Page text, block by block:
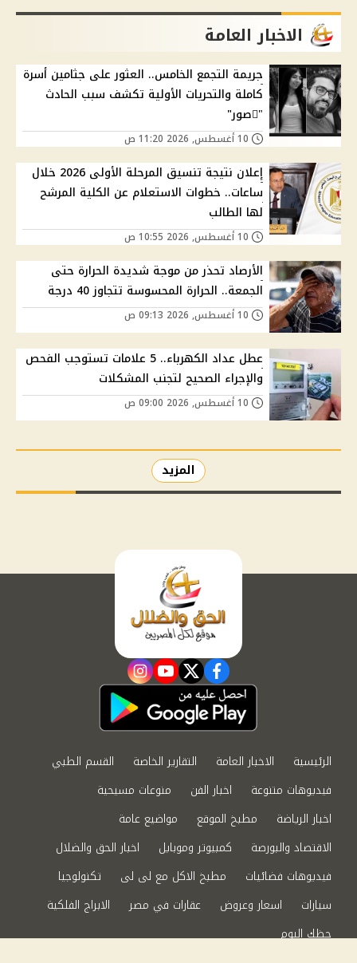
الاخبار العامة
جريمة التجمع الخامس.. العثور على جثامين أسرة
كاملة والتحريات الأولية تكشف سبب الحادث
"ًصور"
إعلان نتيجة تنسيق المرحلة الأولى 2026 خلال
ساعات.. خطوات الاستعلام عن الكلية المرشح
لها الطالب
الأرصاد تحذر من موجة شديدة الحرارة حتى
الجمعة.. الحرارة المحسوسة تتجاوز 40 درجة
عطل عداد الكهرباء.. 5 علامات تستوجب الفحص
والإجراء الصحيح لتجنب المشكلات
المزيد
facebook
twitter
youtube
instagram
الرئيسية الاخبار العامة التقارير الخاصة
القسم الطبي
فيديوهات متنوعة
اخبار الفن
منوعات مسيحية
اخبار الرياضة
مطبخ الموقع
مواضيع عامة
الاقتصاد والبورصة
كمبيوتر وموبايل
اخبار الحق والضلال
فيديوهات فضائيات
مطبخ الاكل مع لى لى
تكنولوجيا
سيارات
اسعار وعروض عقارات في مصر
الابراج الفلكية
حظك اليوم